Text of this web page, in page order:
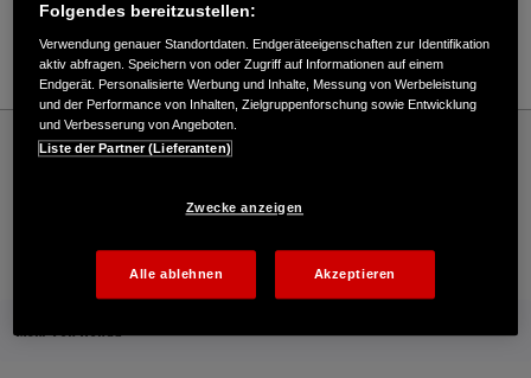
06242/7213
E-Mail
Honda
Industrie
Heinz Freihaut GmbH - Industrie – Honda - HONDA Deutschland Offizielle Website |
Mehr von Honda
Folgendes bereitzustellen:
Verwendung genauer Standortdaten. Endgeräteeigenschaften zur Identifikation
aktiv abfragen. Speichern von oder Zugriff auf Informationen auf einem
Endgerät. Personalisierte Werbung und Inhalte, Messung von Werbeleistung
und der Performance von Inhalten, Zielgruppenforschung sowie Entwicklung
und Verbesserung von Angeboten.
Liste der Partner (Lieferanten)
Zwecke anzeigen
Alle ablehnen Akzeptieren